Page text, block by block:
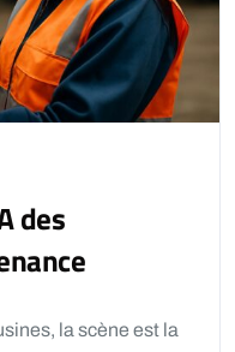
des
la scène est la